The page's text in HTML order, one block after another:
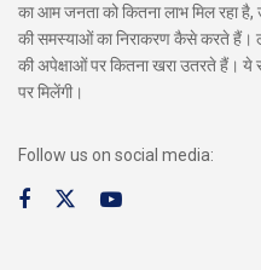
का आम जनता को कितना लाभ मिल रहा
की समस्याओं का निराकरण कैसे करते हैं।
की अपेक्षाओं पर कितना खरा उतरते हैं।
पर मिलेंगी।
Follow us on social media: